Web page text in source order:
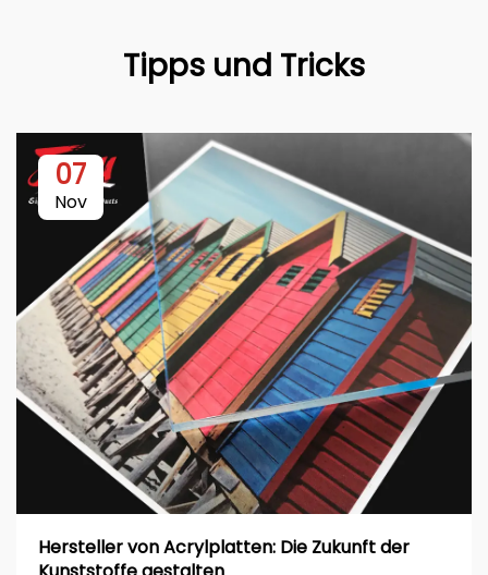
Tipps und Tricks
07
Nov
Hersteller von Acrylplatten: Die Zukunft der